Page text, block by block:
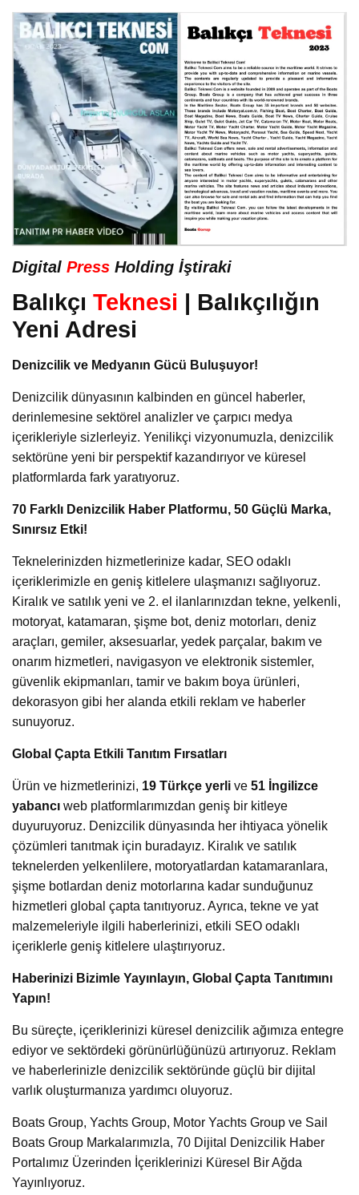
Digital Press Holding İştiraki
Balıkçı Teknesi | Balıkçılığın
Yeni Adresi
Denizcilik ve Medyanın Gücü Buluşuyor!
Denizcilik dünyasının kalbinden en güncel haberler,
derinlemesine sektörel analizler ve çarpıcı medya
içerikleriyle sizlerleyiz. Yenilikçi vizyonumuzla, denizcilik
sektörüne yeni bir perspektif kazandırıyor ve küresel
platformlarda fark yaratıyoruz.
70 Farklı Denizcilik Haber Platformu, 50 Güçlü Marka,
Sınırsız Etki!
Teknelerinizden hizmetlerinize kadar, SEO odaklı
içeriklerimizle en geniş kitlelere ulaşmanızı sağlıyoruz.
Kiralık ve satılık yeni ve 2. el ilanlarınızdan tekne, yelkenli,
motoryat, katamaran, şişme bot, deniz motorları, deniz
araçları, gemiler, aksesuarlar, yedek parçalar, bakım ve
onarım hizmetleri, navigasyon ve elektronik sistemler,
güvenlik ekipmanları, tamir ve bakım boya ürünleri,
dekorasyon gibi her alanda etkili reklam ve haberler
sunuyoruz.
Global Çapta Etkili Tanıtım Fırsatları
Ürün ve hizmetlerinizi, 19 Türkçe yerli ve 51 İngilizce
yabancı web platformlarımızdan geniş bir kitleye
duyuruyoruz. Denizcilik dünyasında her ihtiyaca yönelik
çözümleri tanıtmak için buradayız. Kiralık ve satılık
teknelerden yelkenlilere, motoryatlardan katamaranlara,
şişme botlardan deniz motorlarına kadar sunduğunuz
hizmetleri global çapta tanıtıyoruz. Ayrıca, tekne ve yat
malzemeleriyle ilgili haberlerinizi, etkili SEO odaklı
içeriklerle geniş kitlelere ulaştırıyoruz.
Haberinizi Bizimle Yayınlayın, Global Çapta Tanıtımını
Yapın!
Bu süreçte, içeriklerinizi küresel denizcilik ağımıza entegre
ediyor ve sektördeki görünürlüğünüzü artırıyoruz. Reklam
ve haberlerinizle denizcilik sektöründe güçlü bir dijital
varlık oluşturmanıza yardımcı oluyoruz.
Boats Group, Yachts Group, Motor Yachts Group ve Sail
Boats Group Markalarımızla, 70 Dijital Denizcilik Haber
Portalımız Üzerinden İçeriklerinizi Küresel Bir Ağda
Yayınlıyoruz.